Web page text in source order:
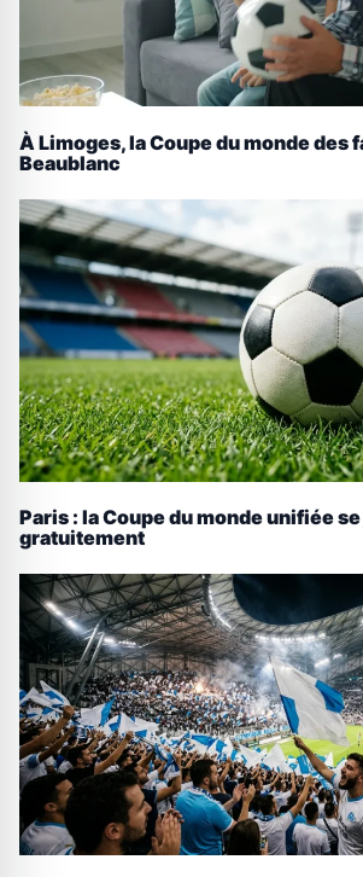
À Limoges, la Coupe du monde
Beaublanc
Paris : la Coupe du monde unifiée
gratuitement